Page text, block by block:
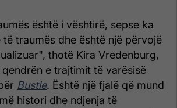
është i vështirë, sepse ka
të traumës dhe është një përvojë
thotë Kira Vredenburg,
e trajtimit të varësisë
Bustle. Është një fjalë që mund
histori dhe ndjenja të